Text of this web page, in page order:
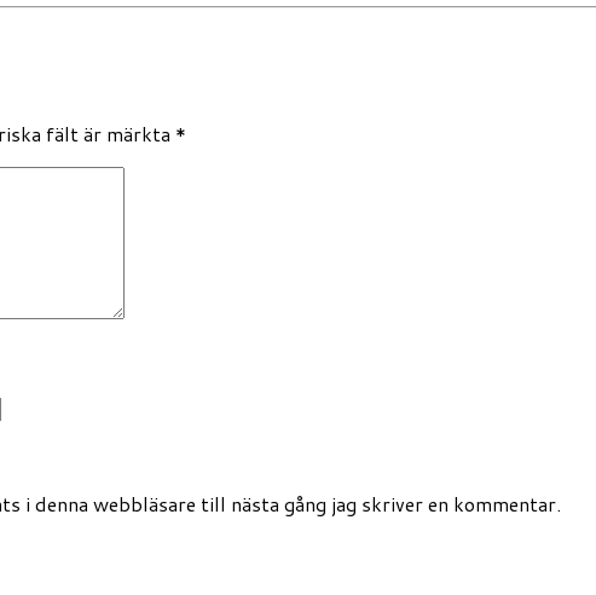
fält är märkta *
i denna webbläsare till nästa gång jag skriver en kommentar.